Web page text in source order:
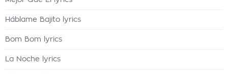
Háblame Bajito lyrics
Bom Bom lyrics
La Noche lyrics